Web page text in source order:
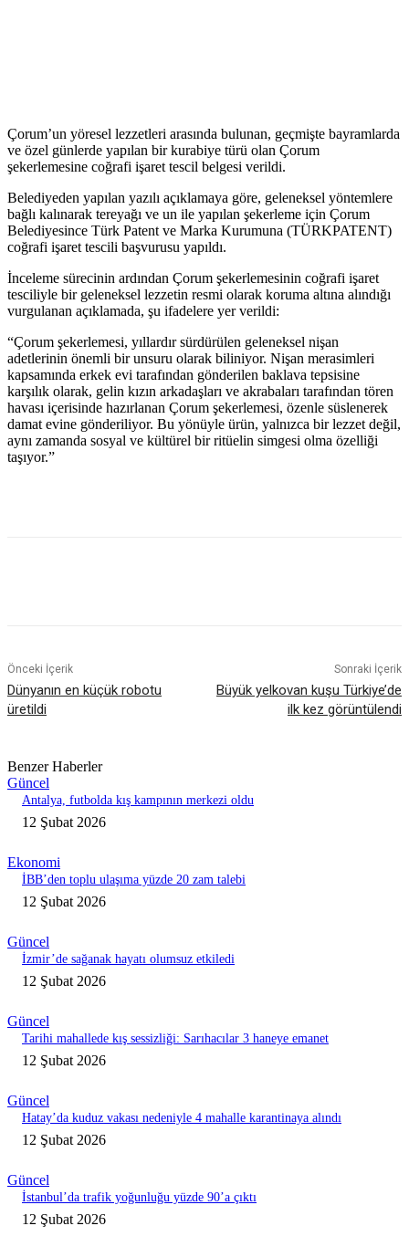
Çorum’un yöresel lezzetleri arasında bulunan, geçmişte bayramlarda
ve özel günlerde yapılan bir kurabiye türü olan Çorum
şekerlemesine coğrafi işaret tescil belgesi verildi.
Belediyeden yapılan yazılı açıklamaya göre, geleneksel yöntemlere
bağlı kalınarak tereyağı ve un ile yapılan şekerleme için Çorum
Belediyesince Türk Patent ve Marka Kurumuna (TÜRKPATENT)
coğrafi işaret tescili başvurusu yapıldı.
İnceleme sürecinin ardından Çorum şekerlemesinin coğrafi işaret
tesciliyle bir geleneksel lezzetin resmi olarak koruma altına alındığı
vurgulanan açıklamada, şu ifadelere yer verildi:
“Çorum şekerlemesi, yıllardır sürdürülen geleneksel nişan
adetlerinin önemli bir unsuru olarak biliniyor. Nişan merasimleri
kapsamında erkek evi tarafından gönderilen baklava tepsisine
karşılık olarak, gelin kızın arkadaşları ve akrabaları tarafından tören
havası içerisinde hazırlanan Çorum şekerlemesi, özenle süslenerek
damat evine gönderiliyor. Bu yönüyle ürün, yalnızca bir lezzet değil,
aynı zamanda sosyal ve kültürel bir ritüelin simgesi olma özelliği
taşıyor.”
Önceki İçerik
Dünyanın en küçük robotu
üretildi
Sonraki İçerik
Büyük yelkovan kuşu Türkiye’de
ilk kez görüntülendi
Benzer Haberler
Güncel
Antalya, futbolda kış kampının merkezi oldu
12 Şubat 2026
Ekonomi
İBB’den toplu ulaşıma yüzde 20 zam talebi
12 Şubat 2026
Güncel
İzmir’de sağanak hayatı olumsuz etkiledi
12 Şubat 2026
Güncel
Tarihi mahallede kış sessizliği: Sarıhacılar 3 haneye emanet
12 Şubat 2026
Güncel
Hatay’da kuduz vakası nedeniyle 4 mahalle karantinaya alındı
12 Şubat 2026
Güncel
İstanbul’da trafik yoğunluğu yüzde 90’a çıktı
12 Şubat 2026